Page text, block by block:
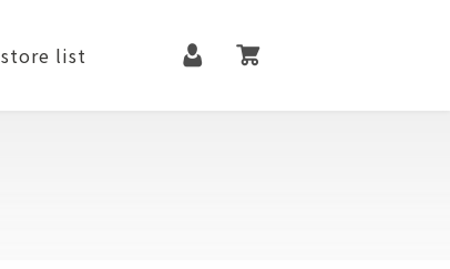
store list マイページ